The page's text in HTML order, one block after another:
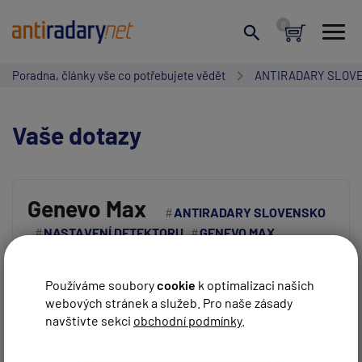
Používáme souborycookie k optimalizaci našich
webových stránek a služeb. Pro naše zásady
navštivte sekci obchodní podmínky.
Poradna, články vše co potřebujete vědět ANTIRADARY
Vaše dotazy
Vaše jméno:
Váš e-mail:
Genevo Max
ANTIRADARY SLOVENSKO
NASTAVENÍ DETEKTORU
GENEVO MAX
Dobry den,
Mohu poprosit o nastaveni na cz a sk ?